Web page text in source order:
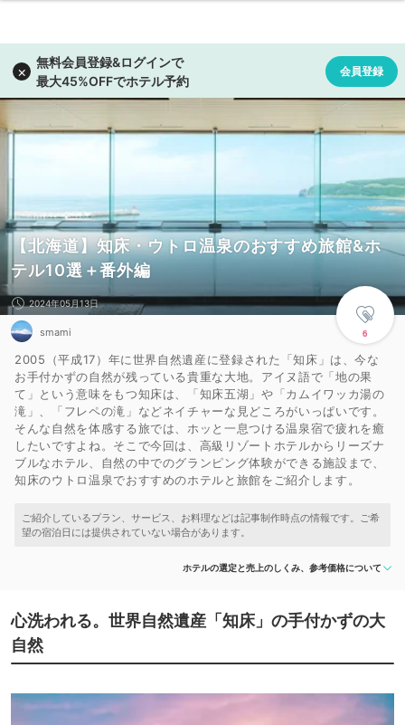
【北海道】知床・ウトロ温泉のおすすめ旅館&ホ
テル10選＋番外編
6
2024年05月13日
smami
2005（平成17）年に世界自然遺産に登録された「知床」は、今な
お手付かずの自然が残っている貴重な大地。アイヌ語で「地の果
て」という意味をもつ知床は、「知床五湖」や「カムイワッカ湯の
滝」、「フレペの滝」などネイチャーな見どころがいっぱいです。
そんな自然を体感する旅では、ホッと一息つける温泉宿で疲れを癒
したいですよね。そこで今回は、高級リゾートホテルからリーズナ
ブルなホテル、自然の中でのグランピング体験ができる施設まで、
知床のウトロ温泉でおすすめのホテルと旅館をご紹介します。
ホテルの選定と売上のしくみ、参考価格について
心洗われる。世界自然遺産「知床」の手付かずの大
自然